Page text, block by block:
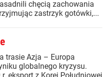
chęcią zachowania
zastrzyk gotówki,...
trasie Azja – Europa
globalnego kryzysu.